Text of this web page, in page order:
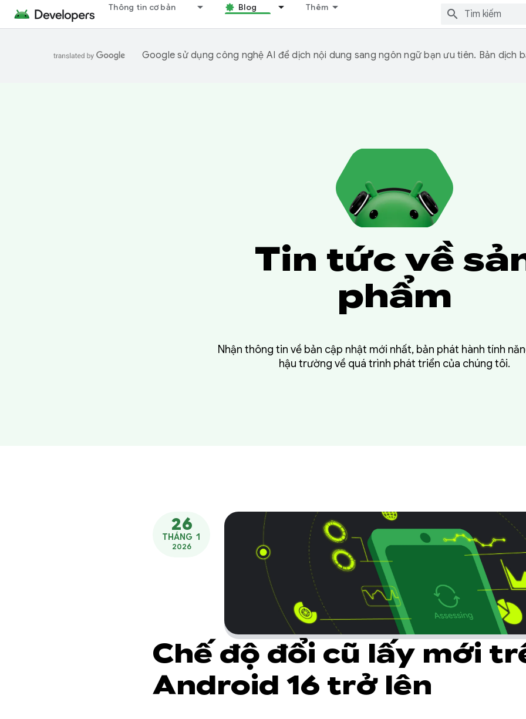
Thông tin cơ bản Blog Thêm
Google sử dụng công nghệ AI để dịch nội dung sang ngôn ngữ bạn ưu tiên. Bản dịch
Tin tức về
phẩm
Nhận thông tin về bản cập nhật mới nhất, bản phát hành tính
hậu trường về quá trình phát triển của chúng tôi.
26
THÁNG 1
2026
Chế độ đổi cũ lấy mới
Android 16 trở lên